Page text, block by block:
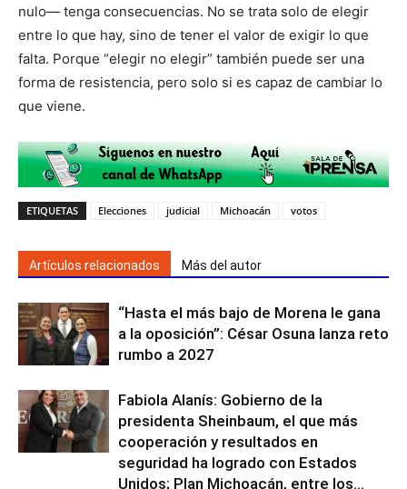
nulo— tenga consecuencias. No se trata solo de elegir
entre lo que hay, sino de tener el valor de exigir lo que
falta. Porque “elegir no elegir” también puede ser una
forma de resistencia, pero solo si es capaz de cambiar lo
que viene.
ETIQUETAS Elecciones judicial Michoacán votos
Artículos relacionados Más del autor
“Hasta el más bajo de Morena le gana
a la oposición”: César Osuna lanza reto
rumbo a 2027
Fabiola Alanís: Gobierno de la
presidenta Sheinbaum, el que más
cooperación y resultados en
seguridad ha logrado con Estados
Unidos; Plan Michoacán, entre los...